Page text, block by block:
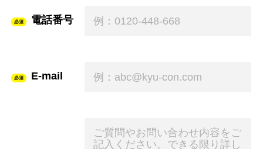
必須 電話番号
必須 E-mail